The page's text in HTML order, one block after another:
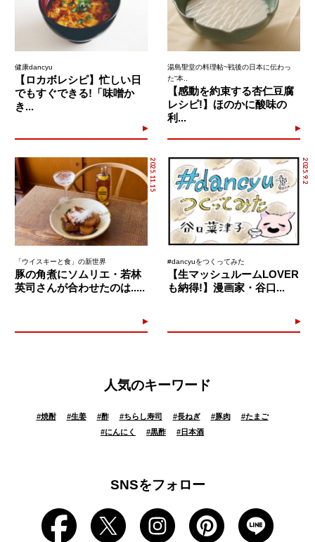
健康dancyu
【ロカボレシピ】忙しい日
でもすぐできる!「味噌か
き...
湯島聖堂の料理帖~戦後の日本に伝わっ
た“本..
【感動を約束する杏仁豆腐
レシピ!】ほのかに酸味の
利...
2025.11.15
「ウイスキーと食」の新世界
豚の角煮にソムリエ・若林
英司さんが合わせたのは.....
2025.9.2
#dancyuをつくってみた
【生マッシュルームLOVER
も納得!】漫画家・谷口...
人気のキーワード
#焼酎 #生姜 #酢 #ちらし寿司 #長ねぎ #豚肉 #たまご
#にんにく #黒酢 #日本酒
SNSをフォロー